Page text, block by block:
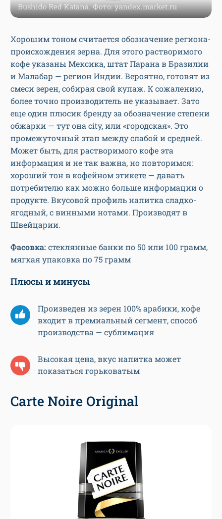
Bushido Red Katana. Фото: yandex.market.ru
Хорошим тоном считается обозначение региона-
происхождения зерна. Для этого растворимого
кофе указаны Мексика, штат Парана в Бразилии
и Малабар — регион Индии. Вероятно, готовят из
смеси зерен, собирая свой купаж. К сожалению,
более точно производитель не указывает. Зато
еще один плюсик бренду за обозначение степени
обжарки — тут она city, или «городская». Это
промежуточный этап между слабой и средней.
Может быть, для растворимого кофе эта
информация и не так важна, но повторимся:
хороший тон в кофейном этикете — давать
потребителю как можно больше информации о
продукте. Вкусовой профиль напитка сладко-
ягодный, с винными нотами. Производят в
Швейцарии.
Фасовка: стеклянные банки по 50 или 100 грамм,
мягкая упаковка по 75 грамм
Плюсы и минусы
Произведен из зерен 100% арабики, кофе
входит в премиальный сегмент, способ
производства — сублимация
Высокая цена, вкус напитка может
показаться горьковатым
Carte Noire Original